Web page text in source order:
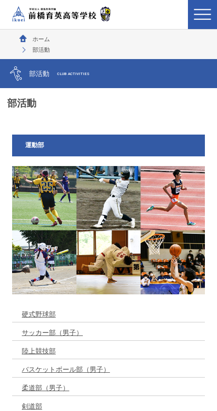
ホーム
部活動
部活動 CLUB ACTIVITIES
部活動
運動部
硬式野球部
サッカー部（男子）
陸上競技部
バスケットボール部（男子）
柔道部（男子）
剣道部